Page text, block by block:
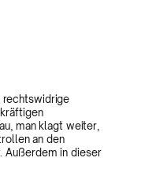
rechtswidrige
man klagt weiter,
an den
Außerdem in dieser